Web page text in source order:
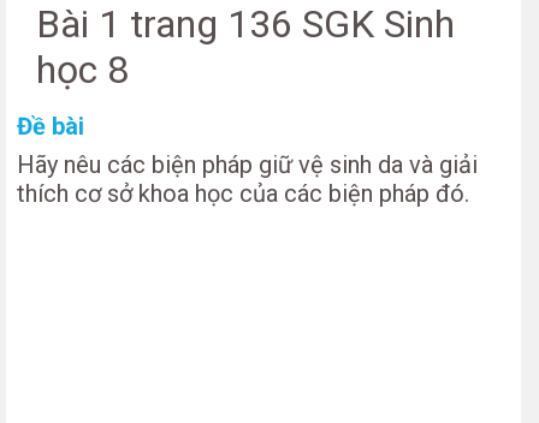
Bài 1 trang 136 SGK Sinh
học 8
Đề bài
Hãy nêu các biện pháp giữ vệ sinh da và giải
thích cơ sở khoa học của các biện pháp đó.